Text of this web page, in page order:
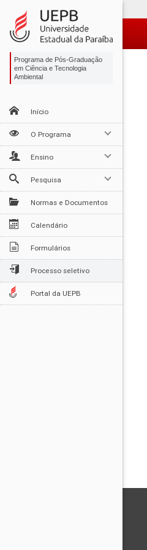
para
conteúdo
para
menu
para
busca
para
rodapé

Programa de Pós-Graduação
em Ciência e Tecnologia
Ambiental
Início
O Programa
Ensino
Pesquisa
Normas e Documentos
Calendário
Formulários
Processo seletivo
Portal da UEPB